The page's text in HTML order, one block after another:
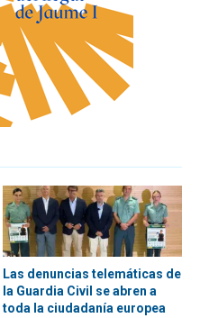
Las denuncias telemáticas de
la Guardia Civil se abren a
toda la ciudadanía europea